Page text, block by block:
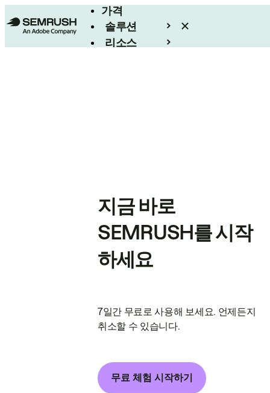
가격
솔루션
리소스
지금 바로
SEMRUSH를 시작
하세요
7일간 무료로 사용해 보세요. 언제든지
취소할 수 있습니다.
무료 체험 시작하기